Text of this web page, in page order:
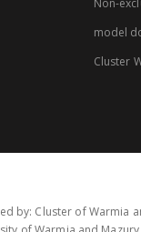
Non-
model
Cluster
by: Cluster of Warmia